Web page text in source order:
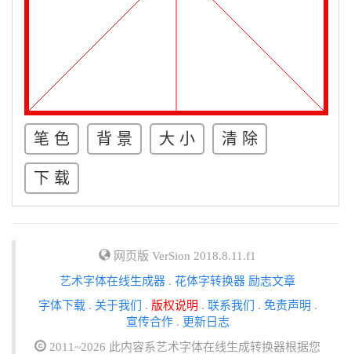
笔 色 背 景 大 小 清 除
下 载
网页版 VerSion 2018.8.11.f1
艺术字体在线生成器 . 花体字转换器 励志文章
字体下载. 关于我们 . 版权说明 . 联系我们 . 免责声明 .
宣传合作. 更新日志
2011~2026 此内容系艺术字体在线生成转换器根据您